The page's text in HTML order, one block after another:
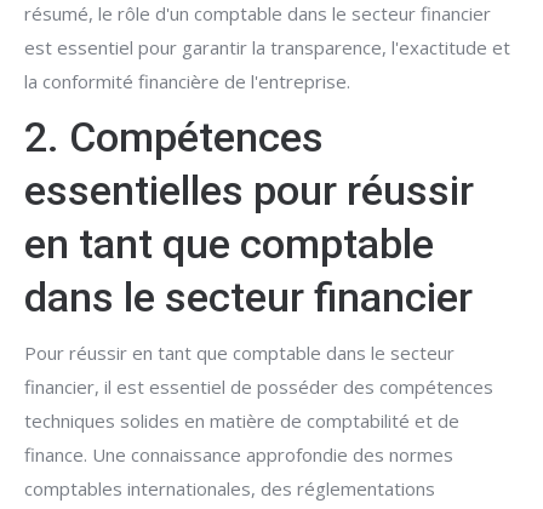
résumé, le rôle d'un comptable dans le secteur financier
est essentiel pour garantir la transparence, l'exactitude et
la conformité financière de l'entreprise.
2. Compétences
essentielles pour réussir
en tant que comptable
dans le secteur financier
Pour réussir en tant que comptable dans le secteur
financier, il est essentiel de posséder des compétences
techniques solides en matière de comptabilité et de
finance. Une connaissance approfondie des normes
comptables internationales, des réglementations